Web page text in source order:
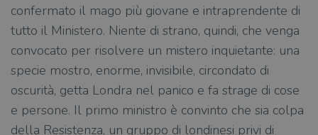
confermato il mago più giovane e intraprendente di
tutto il Ministero. Niente di strano, quindi, che venga
convocato per risolvere un mistero inquietante: una
specie mostro, enorme, invisibile, circondato di
oscurità, getta Londra nel panico e fa strage di cose
e persone. Il primo ministro è convinto che sia colpa
della Resistenza, un gruppo di londinesi privi di